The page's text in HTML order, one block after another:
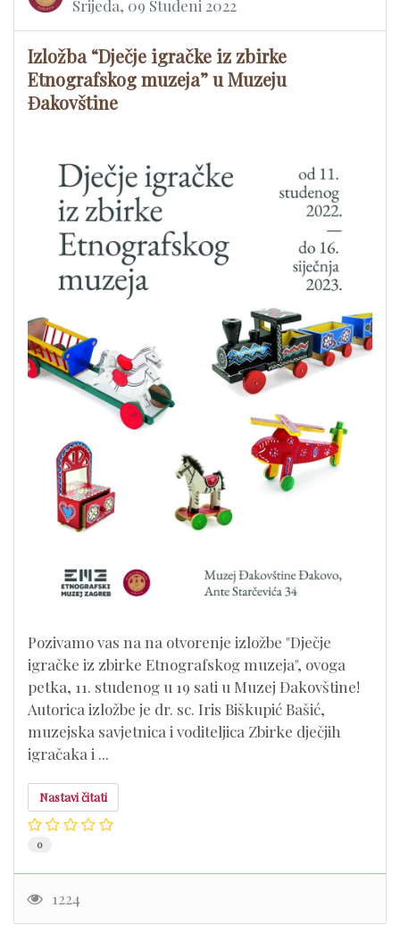
Srijeda, 09 Studeni 2022
Izložba “Dječje igračke iz zbirke
Etnografskog muzeja” u Muzeju
Đakovštine
Pozivamo vas na na otvorenje izložbe "Dječje
igračke iz zbirke Etnografskog muzeja", ovoga
petka, 11. studenog u 19 sati u Muzej Đakovštine!
Autorica izložbe je dr. sc. Iris Biškupić Bašić,
muzejska savjetnica i voditeljica Zbirke dječjih
igračaka i ...
Nastavi čitati
0
1224